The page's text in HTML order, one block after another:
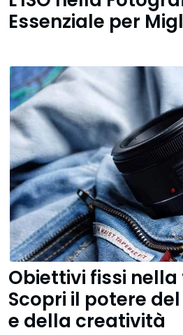
Essenziale per
Obiettivi fissi
Scopri il potere
e della creatività